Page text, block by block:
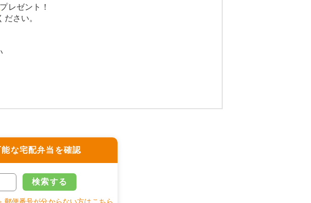
プレゼント！
さい。
な宅配弁当を確認
検索する
便番号が分からない方はこちら